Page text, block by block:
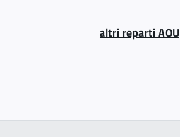
altri reparti AOU